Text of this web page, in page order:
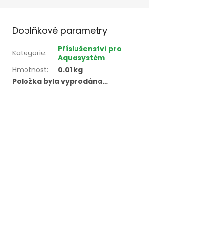
Doplňkové parametry
Kategorie:
Příslušenství pro
Aquasystém
Hmotnost:
0.01 kg
Položka byla vyprodána…